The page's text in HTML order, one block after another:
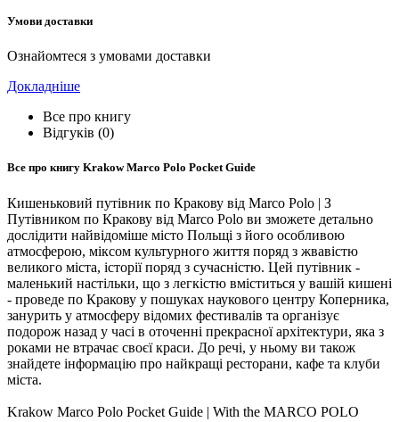
Умови доставки
Ознайомтеся з умовами доставки
Докладніше
Все про книгу
Відгуків (0)
Все про книгу Krakow Marco Polo Pocket Guide
Кишеньковий путівник по Кракову від Marco Polo | З
Путівником по Кракову від Marco Polo ви зможете детально
дослідити найвідоміше місто Польщі з його особливою
атмосферою, міксом культурного життя поряд з жвавістю
великого міста, історії поряд з сучасністю. Цей путівник -
маленький настільки, що з легкістю вміститься у вашій кишені
- проведе по Кракову у пошуках наукового центру Коперника,
занурить у атмосферу відомих фестивалів та організує
подорож назад у часі в оточенні прекрасної архітектури, яка з
роками не втрачає своєї краси. До речі, у ньому ви також
знайдете інформацію про найкращі ресторани, кафе та клуби
міста.
Krakow Marco Polo Pocket Guide | With the MARCO POLO